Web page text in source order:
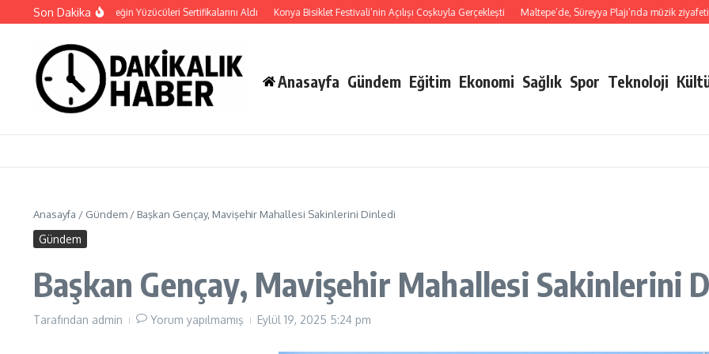
İçeriğe atlaSon Dakika
Osmangazi’de Geleceğin Yüzücüleri Sertifikalarını Aldı Konya Bisiklet Festivali’nin Açılışı Coşkuyla Gerçekleşti Maltepe’de, Süreyya Plajı’nda müzik ziyafeti
Anasayfa Gündem Eğitim Ekonomi Sağlık Spor Teknoloji
Anasayfa / Gündem / Başkan Gençay, Mavişehir Mahallesi Sakinlerini Dinledi
Gündem
Başkan Gençay, Mavişehir Mahallesi Sakinlerini
Tarafından admin Yorum yapılmamış Eylül 19, 2025 5:24 pm